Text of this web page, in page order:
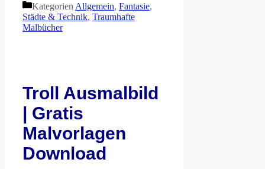
Kategorien Allgemein, Fantasie,
Städte & Technik, Traumhafte
Malbücher
Troll Ausmalbild
| Gratis
Malvorlagen
Download